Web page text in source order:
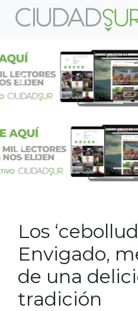
Previous
Previous
Los
Envigado,
de una
tradición